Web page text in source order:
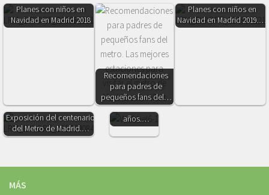
Planes con niños en
Navidad en Madrid 2018
Recomendaciones
para padres de
pequeños fans del…
Planes con niños en
Navidad en Madrid 2019.…
Exposición del centenario
del Metro de Madrid.…
Top 10. Los
mejores
regalos para
niños de 3
años.…
MÁS